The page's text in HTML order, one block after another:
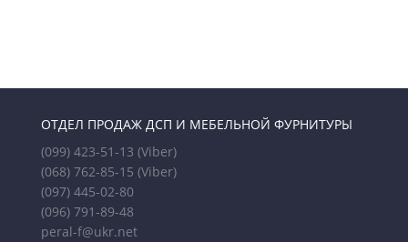
ОТДЕЛ ПРОДАЖ ДСП И МЕБЕЛЬНОЙ ФУРНИТУРЫ
(099) 423-51-13 (Viber)
(068) 762-85-15 (Viber)
(097) 445-02-80
(096) 791-89-48
peral-f@ukr.net